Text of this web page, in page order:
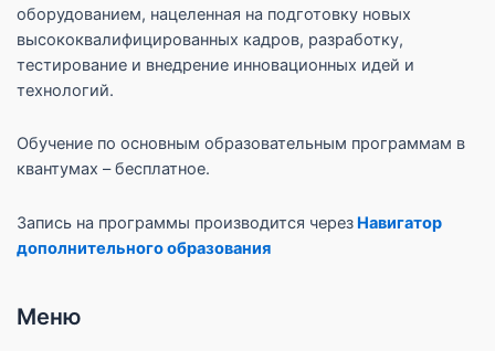
оборудованием, нацеленная на подготовку новых
высококвалифицированных кадров, разработку,
тестирование и внедрение инновационных идей и
технологий.
Обучение по основным образовательным программам в
квантумах – бесплатное.
Запись на программы производится через Навигатор
дополнительного образования
Меню